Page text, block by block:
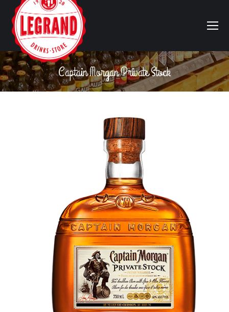
Captain Morgan Private Stock
Vous êtes ici :